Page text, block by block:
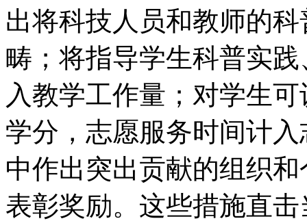
出将科技人员和教师的
畴；将指导学生科普实
入教学工作量；对学生
学分，志愿服务时间计
中作出突出贡献的组织
表彰奖励。这些措施直